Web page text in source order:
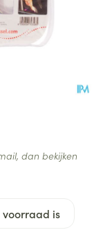
is
dan bekijken